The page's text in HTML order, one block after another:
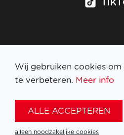
Inschrijven op
Wij gebruiken cookies
te verbeteren. Meer info
ALLE ACCEPTEREN
alleen noodzakelijke cookies